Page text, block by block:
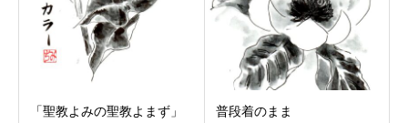
「聖教よみの聖教よまず」 普段着のまま